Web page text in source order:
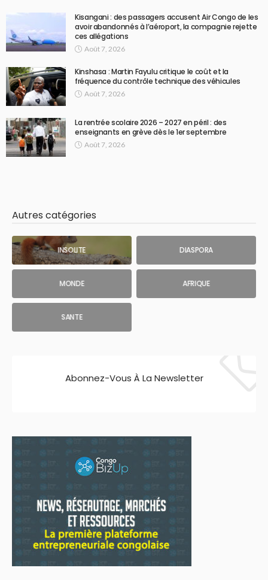
Kisangani : des passagers accusent Air Congo de les
avoir abandonnés à l’aéroport, la compagnie rejette
ces allégations
Août 7, 2026
Kinshasa : Martin Fayulu critique le coût et la
fréquence du contrôle technique des véhicules
Août 7, 2026
La rentrée scolaire 2026 – 2027 en péril : des
enseignants en grève dès le 1er septembre
Août 7, 2026
Autres catégories
INSOLITE DIASPORA
MONDE AFRIQUE
SANTE
Abonnez-Vous À La Newsletter